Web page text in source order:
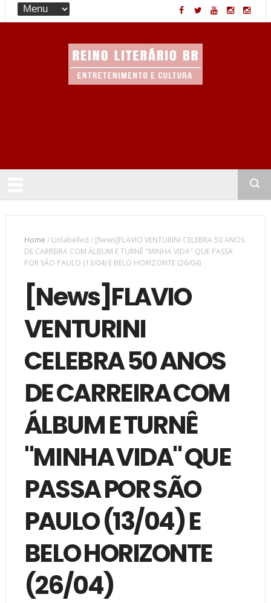
Home /Unlabelled / [News]FLAVIO VENTURINI CELEBRA 50 ANOS
DE CARREIRA COM ÁLBUM E TURNÊ "MINHA VIDA" QUE PASSA
POR SÃO PAULO (13/04) E BELO HORIZONTE (26/04)
[News]FLAVIO
VENTURINI
CELEBRA 50 ANOS
DE CARREIRA COM
ÁLBUM E TURNÊ
"MINHA VIDA" QUE
PASSA POR SÃO
PAULO (13/04) E
BELO HORIZONTE
(26/04)